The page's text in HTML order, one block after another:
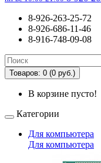
8-926-263-25-72
8-926-686-11-46
8-916-748-09-08
Товаров: 0 (0 руб.)
В корзине пусто!
Категории
Для компьютера
Для компьютера